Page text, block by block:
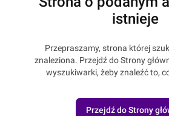
istnieje
Przepraszamy, strona której
znaleziona. Przejdź do Strony
wyszukiwarki, żeby znaleźć to,
Przejdź do Strony